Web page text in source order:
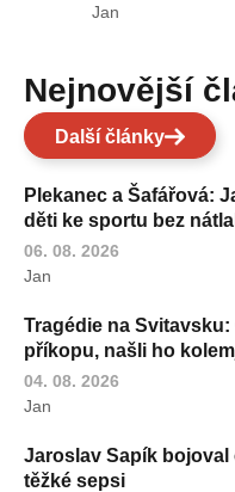
Jan
Nejnovější
Další články
Plekanec a Šafářová:
děti ke sportu bez
06. 08. 2026
Jan
Tragédie na
příkopu, našli ho
04. 08. 2026
Jan
Jaroslav Sapík bojoval
těžké sepsi